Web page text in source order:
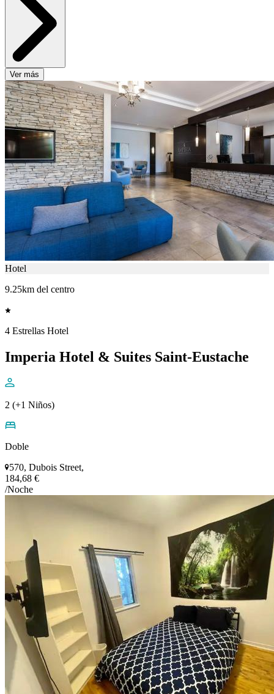
Ver más
Hotel
9.25km del centro
4 Estrellas Hotel
Imperia Hotel & Suites Saint-Eustache
2 (+1 Niños)
Doble
570, Dubois Street,
184,68 €
/Noche